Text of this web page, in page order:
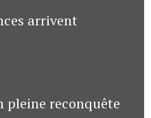
arrivent
pleine reconquête